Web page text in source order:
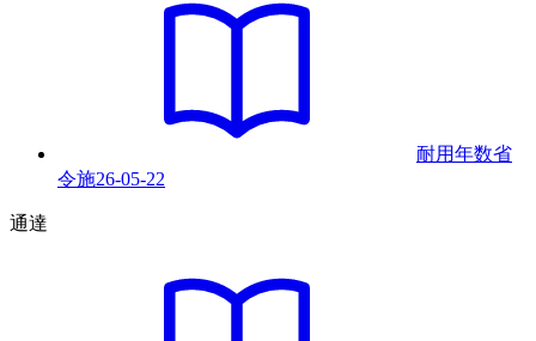
耐用年数省
令施26-05-22
通達